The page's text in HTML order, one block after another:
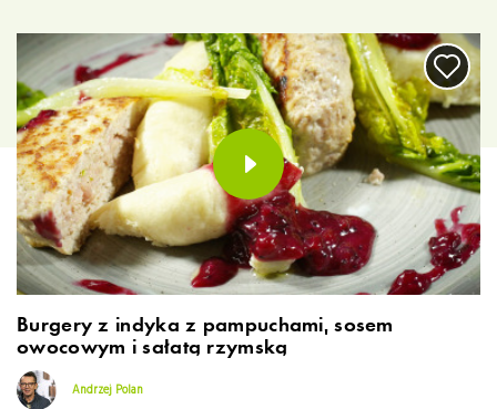
Burgery z indyka z pampuchami, sosem
owocowym i sałatą rzymską
Andrzej Polan